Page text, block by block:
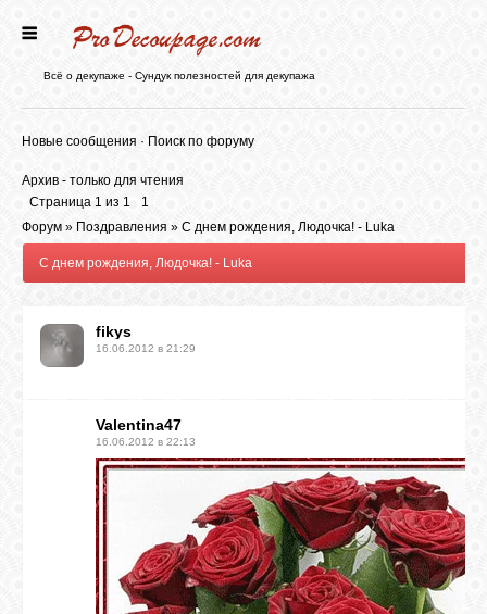
БЛОГ
ФОРУМ
СТАТЬИ
Всё о декупаже - Сундук полезностей для декупажа
Новые сообщения · Поиск по форуму
Архив - только для чтения
Страница 1 из 1
1
Форум » Поздравления » С днем рождения, Людочка! - Luka
С днем рождения, Людочка! - Luka
fikys
16.06.2012 в 21:29
Valentina47
16.06.2012 в 22:13